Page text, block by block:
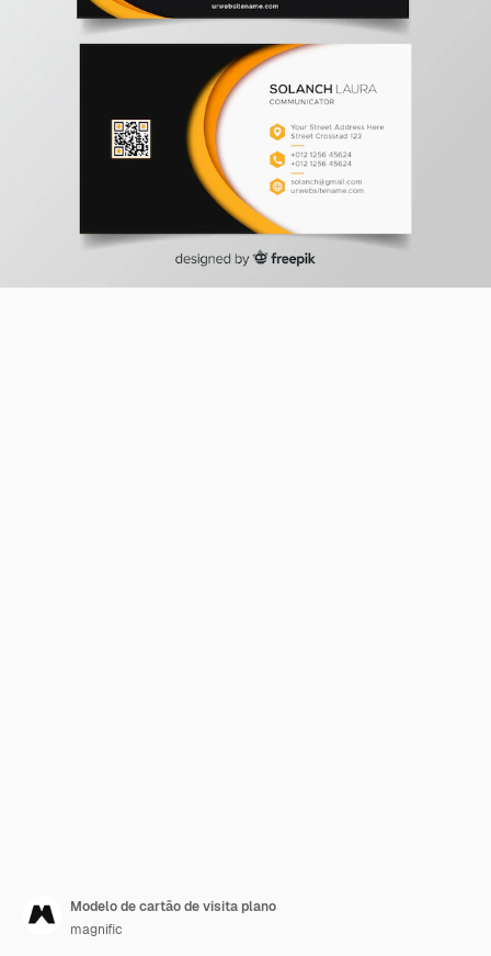
Modelo de cartão de visita plano
magnific